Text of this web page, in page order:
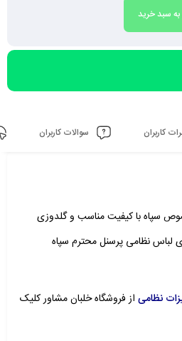
به سبد خرید
کاربران سوالات کاربران
سپاه با کیفیت مناسب و گلدوزی
لباس نظامی پرسنل محترم سپاه
نظامی از فروشگاه خلبان مشاور کلیک